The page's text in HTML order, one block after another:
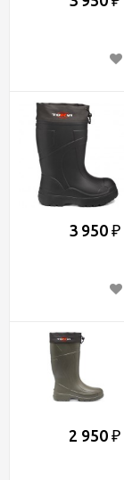
3 950 ₽
2 950 ₽